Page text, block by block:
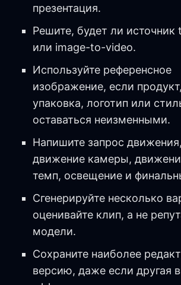
презентация.
Решите, будет ли
или image-to-video.
Используйте референсное
изображение, если
упаковка, логотип или
оставаться неизменными.
Напишите запрос
движение камеры,
темп, освещение и
Сгенерируйте несколько
оценивайте клип, а не
модели.
Сохраните наиболее
версию, даже если другая